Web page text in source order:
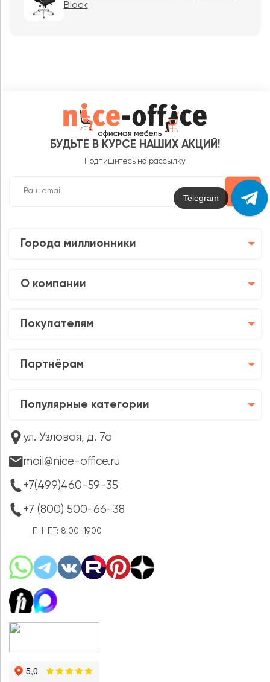
Black
БУДЬТЕ В КУРСЕ НАШИХ АКЦИЙ!
Подпишитесь на рассылку
Города миллионники
О компании
Покупателям
Партнёрам
Популярные категории
ул. Узловая, д. 7а
mail@nice-office.ru
+7(499)460-59-35
+7 (800) 500-66-38
ПН-ПТ: 8.00-19.00
Max